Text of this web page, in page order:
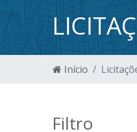
Início
Filtro